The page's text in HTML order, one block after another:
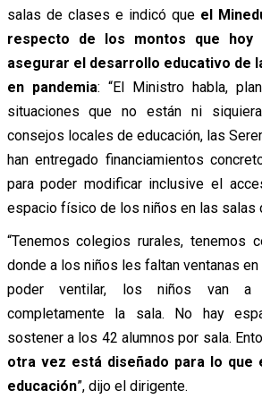
salas de clases e indicó que el
respecto de los montos que hoy
asegurar el desarrollo educativo de
en pandemia: “El Ministro habla,
situaciones que no están ni
consejos locales de educación, las
han entregado financiamientos
para poder modificar inclusive el
espacio físico de los niños en las salas
“Tenemos colegios rurales, tenemos
donde a los niños les faltan ventanas
poder ventilar, los niños van a
completamente la sala.
No hay
sostener a los 42 alumnos por sala.
otra vez está diseñado para lo que
educación”, dijo el dirigente.